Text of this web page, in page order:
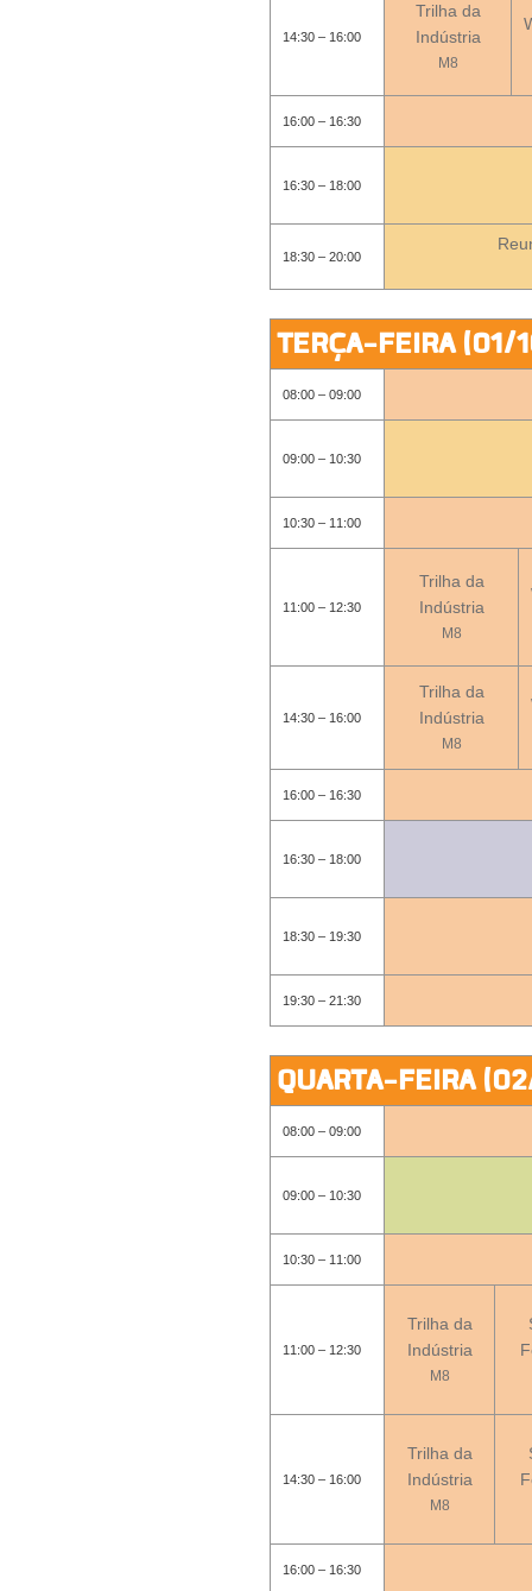
14:30 – 16:00
Trilha da
Indústria
M8
16:00 – 16:30
16:30 – 18:00
18:30 – 20:00
TERÇA-FEIRA (01/
08:00 – 09:00
09:00 – 10:30
10:30 – 11:00
11:00 – 12:30
Trilha da
Indústria
M8
14:30 – 16:00
Trilha da
Indústria
M8
16:00 – 16:30
16:30 – 18:00
18:30 – 19:30
19:30 – 21:30
QUARTA-FEIRA
08:00 – 09:00
09:00 – 10:30
10:30 – 11:00
11:00 – 12:30
Trilha da
Indústria
M8
14:30 – 16:00
Trilha da
Indústria
M8
16:00 – 16:30